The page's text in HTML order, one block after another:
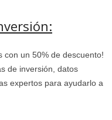
con un 50% de descuento!
de inversión, datos
expertos para ayudarlo a